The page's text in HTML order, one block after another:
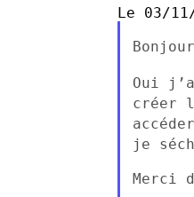
Oui
créer
je
Merci